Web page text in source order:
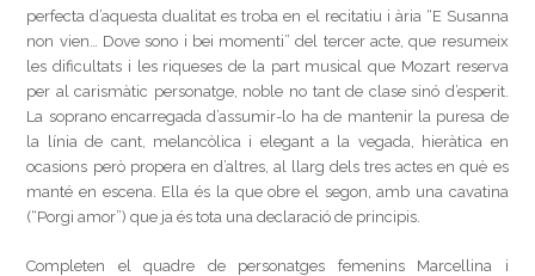
perfecta d’aquesta dualitat es troba en el recitatiu i ària “E Susanna
non vien… Dove sono i bei momenti” del tercer acte, que resumeix
les dificultats i les riqueses de la part musical que Mozart reserva
per al carismàtic personatge, noble no tant de clase sinó d’esperit.
La soprano encarregada d’assumir-lo ha de mantenir la puresa de
la línia de cant, melancòlica i elegant a la vegada, hieràtica en
ocasions però propera en d’altres, al llarg dels tres actes en què es
manté en escena. Ella és la que obre el segon, amb una cavatina
(“Porgi amor”) que ja és tota una declaració de principis.
Completen el quadre de personatges femenins Marcellina i